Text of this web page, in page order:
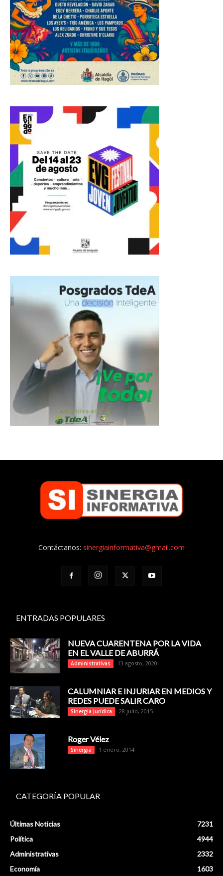
Contáctanos: sinergiainformativa@gmail.com
ENTRADAS POPULARES
NUEVA CUARENTENA POR LA VIDA
EN EL VALLE DE ABURRÁ
Administrativas 13 agosto, 2020
CALUMNIAR E INJURIAR EN MEDIOS Y
REDES PUEDE SALIR CARO
Sinergia Jurídica 28 julio, 2015
Roger Vélez
Sinergia 1 enero, 2014
CATEGORÍA POPULAR
Últimas Noticias
7231
Política
4944
Administrativas
2332
Economía
1603